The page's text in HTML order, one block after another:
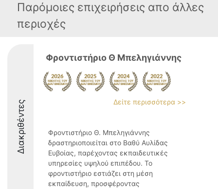
Παρόμοιες επιχειρήσεις απο άλλες
περιοχές
Διακριθέντες
Φροντιστήριο Θ Μπεληγιάννης
Δείτε περισσότερα >>
Φροντιστήριο Θ. Μπεληγιάννης
δραστηριοποιείται στο Βαθύ Αυλίδας
Ευβοίας, παρέχοντας εκπαιδευτικές
υπηρεσίες υψηλού επιπέδου. Το
φροντιστήριο εστιάζει στη μέση
εκπαίδευση, προσφέροντας